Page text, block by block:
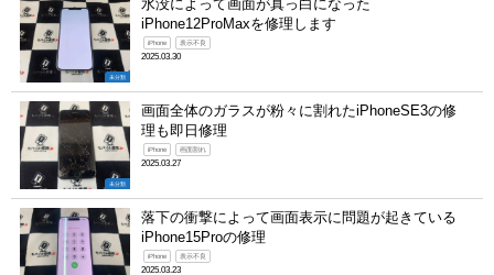
未分類
水没によって画面が真っ白になった
iPhone12ProMaxを修理します
iPhone 表示不良
2025.03.30
未分類
画面全体のガラスが粉々に割れたiPhoneSE3の修
理も即日修理
iPhone 画面割れ
2025.03.27
落下の衝撃によって画面表示に問題が起きている
iPhone15Proの修理
iPhone 表示不良
2025.03.23